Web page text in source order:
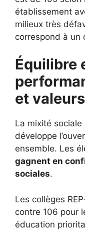
établissement
milieux très
correspond à un
Équilibre
et
La mixité
développe
ensemble. Les
gagnent en
sociales.
Les collèges
contre 106 pour
éducation